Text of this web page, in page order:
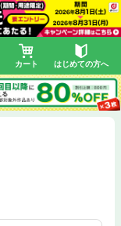
カート はじめての方へ